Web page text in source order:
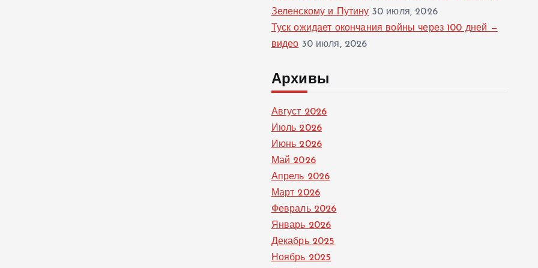
Зеленскому и Путину 30 июля, 2026
Туск ожидает окончания войны через 100 дней —
видео 30 июля, 2026
Архивы
Август 2026
Июль 2026
Июнь 2026
Май 2026
Апрель 2026
Март 2026
Февраль 2026
Январь 2026
Декабрь 2025
Ноябрь 2025